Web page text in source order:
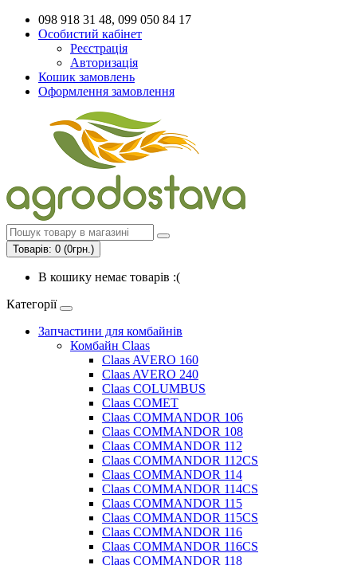
098 918 31 48, 099 050 84 17
Особистий кабінет
Реєстрація
Авторизація
Кошик замовлень
Оформлення замовлення
Товарів: 0 (0грн.)
В кошику немає товарів :(
Категорії
Запчастини для комбайнів
Комбайн Claas
Claas AVERO 160
Claas AVERO 240
Claas COLUMBUS
Claas COMET
Claas COMMANDOR 106
Claas COMMANDOR 108
Claas COMMANDOR 112
Claas COMMANDOR 112CS
Claas COMMANDOR 114
Claas COMMANDOR 114CS
Claas COMMANDOR 115
Claas COMMANDOR 115CS
Claas COMMANDOR 116
Claas COMMANDOR 116CS
Claas COMMANDOR 118